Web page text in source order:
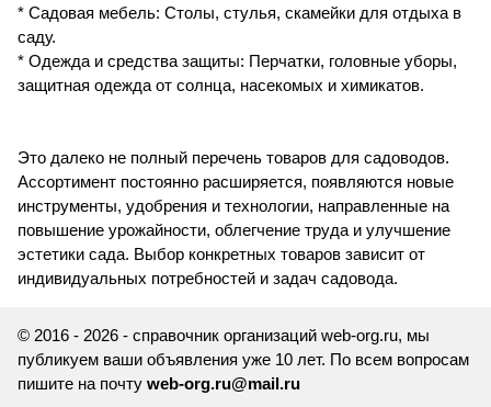
* Садовая мебель: Столы, стулья, скамейки для отдыха в
саду.
* Одежда и средства защиты: Перчатки, головные уборы,
защитная одежда от солнца, насекомых и химикатов.
Это далеко не полный перечень товаров для садоводов.
Ассортимент постоянно расширяется, появляются новые
инструменты, удобрения и технологии, направленные на
повышение урожайности, облегчение труда и улучшение
эстетики сада. Выбор конкретных товаров зависит от
индивидуальных потребностей и задач садовода.
© 2016 - 2026 - справочник организаций web-org.ru, мы
публикуем ваши объявления уже 10 лет. По всем вопросам
пишите на почту web-org.ru@mail.ru